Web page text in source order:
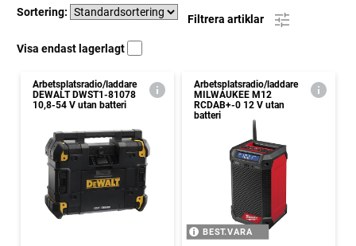
Sortering:
Filtrera artiklar
Visa endast lagerlagt
Arbetsplatsradio/laddare
DEWALT DWST1-81078
10,8-54 V utan batteri
Arbetsplatsradio/laddare
MILWAUKEE M12
RCDAB+-0 12 V utan
batteri
BEST.VARA